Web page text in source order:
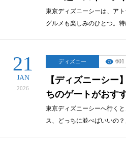
東京ディズニーシーは、ア
グルメも楽しみのひとつ。
21
JAN
2026
ディズニー 601
【ディズニーシー
ちのゲートがおす
東京ディズニーシーへ行く
ス、どっちに並べばいいの